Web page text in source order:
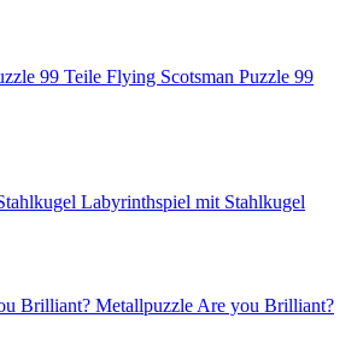
Flying Scotsman Puzzle 99
Labyrinthspiel mit Stahlkugel
Metallpuzzle Are you Brilliant?